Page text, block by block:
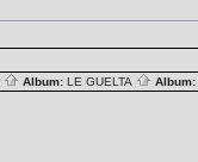
Album: LE GUELTA Album: